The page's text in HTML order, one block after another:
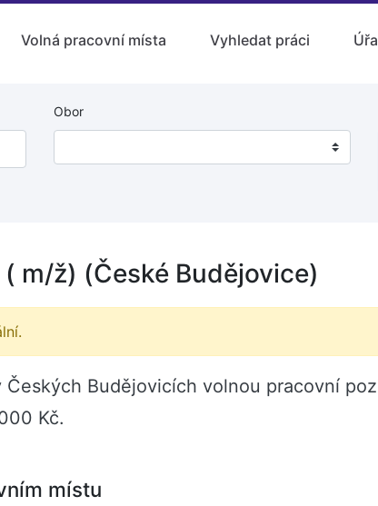
Volná pracovní místa Vyhledat práci
Obor
m/ž) (České Budějovice)
Českých Budějovicích volnou pracovní
Kč.
místu